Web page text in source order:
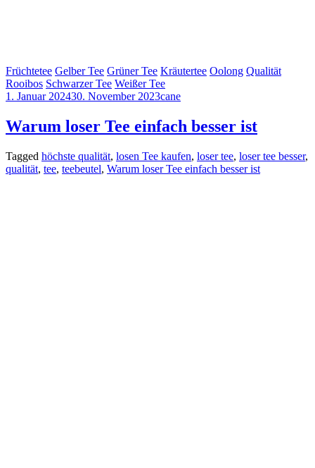
Früchtetee Gelber Tee Grüner Tee Kräutertee Oolong Qualität
Rooibos Schwarzer Tee Weißer Tee
1. Januar 202430. November 2023cane
Warum loser Tee einfach besser ist
Tagged höchste qualität, losen Tee kaufen, loser tee, loser tee besser,
qualität, tee, teebeutel, Warum loser Tee einfach besser ist